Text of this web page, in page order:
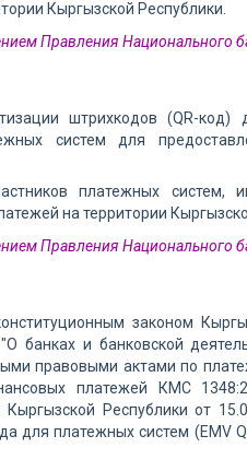
Кыргызской Республики.
Правления Национального
штрихкодов (QR-код)
систем для
платежных систем,
на территории
Правления Национального
законом
банках и банковской
правовыми актами по
платежей КМС
Республики от
платежных систем (EMV